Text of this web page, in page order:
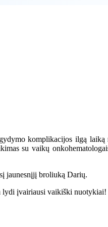
komplikacijos ilgą
su vaikų
jaunesnįjį broliuką Darių.
lydi įvairiausi vaikiški nuotykiai!